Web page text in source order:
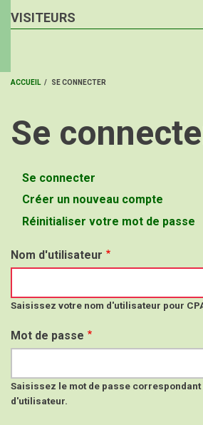
VISITEURS
D'ARIANE
ACCUEIL / SE CONNECTER
Se
Onglets
principaux
Se connecter
actif)
Créer un nouveau compte
Réinitialiser votre mot de passe
Nom d'utilisateur
Saisissez votre nom d'utilisateur pour
Mot de passe
Saisissez le mot de passe correspondant
d'utilisateur.